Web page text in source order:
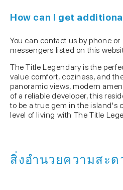
How can I get
You can contact us by phone
messengers listed on this
The Title Legendary is the
value comfort, coziness, and
panoramic views, modern
of a reliable developer, this
to be a true gem in the island's
level of living with The Title
สิ่งอำนวยความสะด